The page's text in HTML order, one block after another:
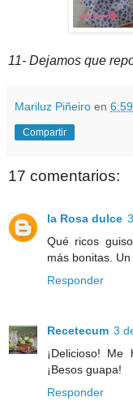
11- Dejamos que
Mariluz Piñeiro en 6:59
Compartir
17 comentarios:
la Rosa dulce
Qué ricos
más bonitas. Un
Responder
Recetecum 3
¡Delicioso!
¡Besos guapa!
Responder